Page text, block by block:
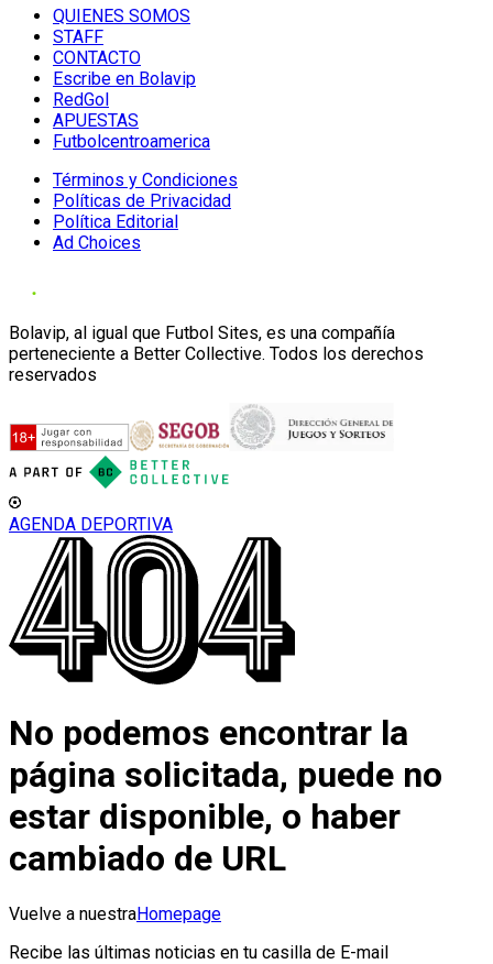
QUIENES SOMOS
STAFF
CONTACTO
Escribe en Bolavip
RedGol
APUESTAS
Futbolcentroamerica
Términos y Condiciones
Políticas de Privacidad
Política Editorial
Ad Choices
Bolavip, al igual que Futbol Sites, es una compañía
perteneciente a Better Collective. Todos los derechos
reservados
AGENDA DEPORTIVA
No podemos encontrar la
página solicitada, puede no
estar disponible, o haber
cambiado de URL
Vuelve a nuestraHomepage
Recibe las últimas noticias en tu casilla de E-mail